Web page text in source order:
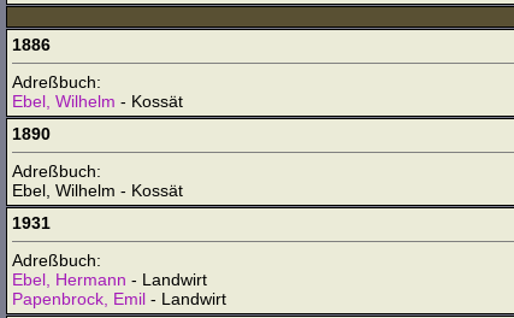
1886
Adreßbuch:
Ebel, Wilhelm - Kossät
1890
Adreßbuch:
Ebel, Wilhelm - Kossät
1931
Adreßbuch:
Ebel, Hermann - Landwirt
Papenbrock, Emil - Landwirt